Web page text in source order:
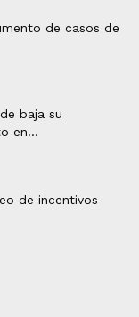
de casos de
baja su
en...
de incentivos